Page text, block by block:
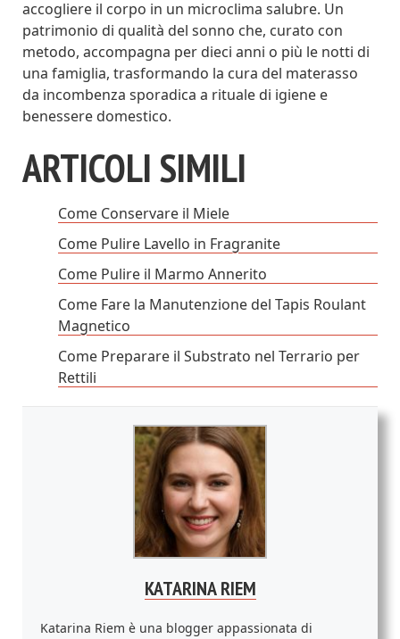
accogliere il corpo in un microclima salubre. Un
patrimonio di qualità del sonno che, curato con
metodo, accompagna per dieci anni o più le notti di
una famiglia, trasformando la cura del materasso
da incombenza sporadica a rituale di igiene e
benessere domestico.
ARTICOLI SIMILI
Come Conservare il Miele
Come Pulire Lavello in Fragranite
Come Pulire il Marmo Annerito
Come Fare la Manutenzione del Tapis Roulant
Magnetico
Come Preparare il Substrato nel Terrario per
Rettili
KATARINA RIEM
Katarina Riem è una blogger appassionata di